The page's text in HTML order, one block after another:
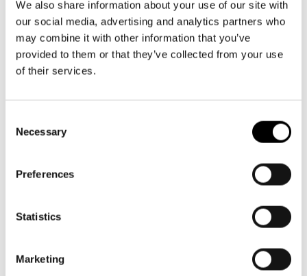
We also share information about your use of our site with
our social media, advertising and analytics partners who
may combine it with other information that you’ve
provided to them or that they’ve collected from your use
of their services.
Selection
Necessary
Preferences
Statistics
Marketing
myyntiin 19.5.
Syksyn suurmusikaali Änglagård on herättänyt valtavasti
kiinnostusta. Tähän mennessä 20 000 lippua on jo varattu ja
myyty. Harjoitukset ovat täydessä vauhdissa ja työryhmän
19.5. klo 12.